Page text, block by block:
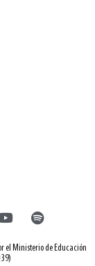
el Ministerio de Educación
39)